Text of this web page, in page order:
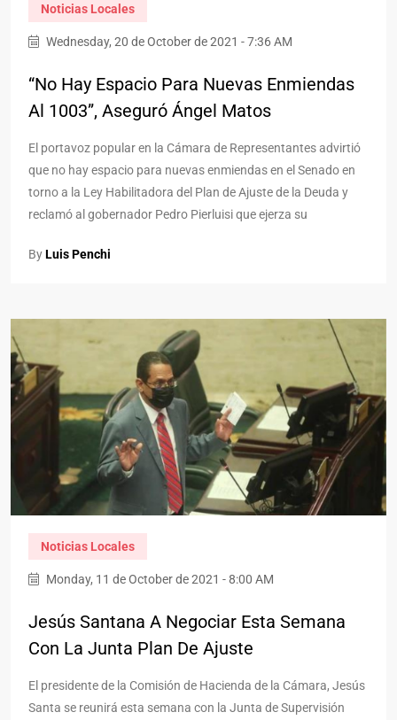
Noticias Locales
Wednesday, 20 de October de 2021 - 7:36 AM
“No Hay Espacio Para Nuevas Enmiendas
Al 1003”, Aseguró Ángel Matos
El portavoz popular en la Cámara de Representantes advirtió
que no hay espacio para nuevas enmiendas en el Senado en
torno a la Ley Habilitadora del Plan de Ajuste de la Deuda y
reclamó al gobernador Pedro Pierluisi que ejerza su
ByLuis Penchi
Noticias Locales
Monday, 11 de October de 2021 - 8:00 AM
Jesús Santana A Negociar Esta Semana
Con La Junta Plan De Ajuste
El presidente de la Comisión de Hacienda de la Cámara, Jesús
Santa se reunirá esta semana con la Junta de Supervisión